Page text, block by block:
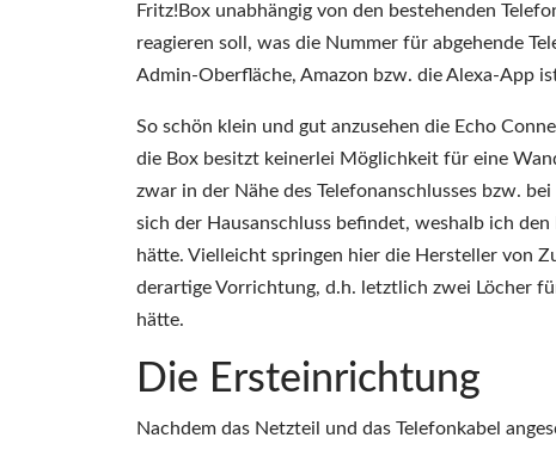
Fritz!Box unabhängig von den bestehenden
reagieren soll, was die Nummer für abgehende
Admin-Oberfläche, Amazon bzw. die Alexa-App
So schön klein und gut anzusehen die Echo
die Box besitzt keinerlei Möglichkeit für eine
zwar in der Nähe des Telefonanschlusses bzw.
sich der Hausanschluss befindet, weshalb ich
hätte. Vielleicht springen hier die Hersteller von
derartige Vorrichtung, d.h. letztlich zwei Löcher
hätte.
Die Ersteinrichtung
Nachdem das Netzteil und das Telefonkabel